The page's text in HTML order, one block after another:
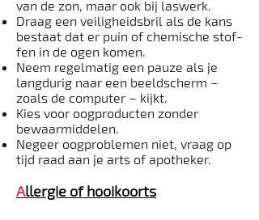
van de zon, maar ook bij laswerk.
Draag een veiligheidsbril als de kans
bestaat dat er puin of chemische stof­
fen in de ogen komen.
Neem regelmatig een pauze als je
langdurig naar een beeldscherm –
zoals de computer – kijkt.
Kies voor oogproducten zonder
bewaarmiddelen.
Negeer oogproblemen niet, vraag op
tijd raad aan je arts of apotheker.
Allergie of hooikoorts